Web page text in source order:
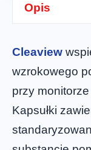
Opis
Cleaview
wzrokowego
przy
Kapsułki